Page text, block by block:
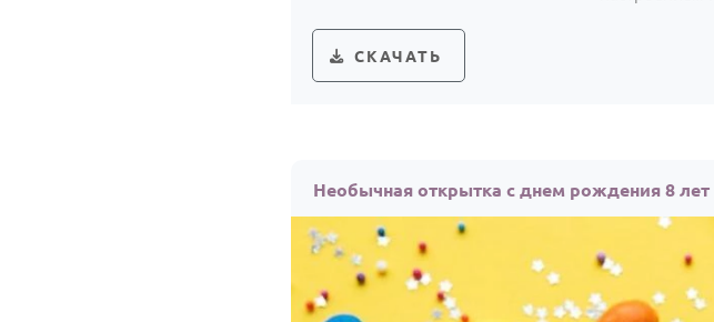
СКАЧАТЬ
Необычная открытка с днем рождения 8 лет